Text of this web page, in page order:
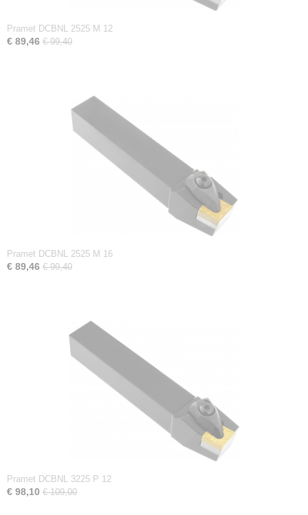
Pramet DCBNL 2525 M 12
€ 89,46 € 99,40
Pramet DCBNL 2525 M 16
€ 89,46 € 99,40
Pramet DCBNL 3225 P 12
€ 98,10 € 109,00